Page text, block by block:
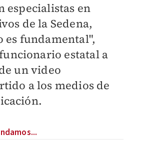
especialistas en
de la Sedena,
es fundamental",
estatal a
un video
a los medios de